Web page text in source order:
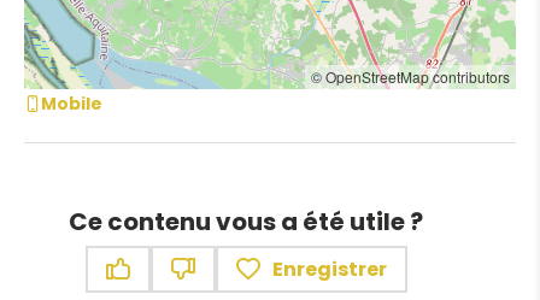
© OpenStreetMap contributors
Mobile
Ce contenu vous a été utile ?
Enregistrer